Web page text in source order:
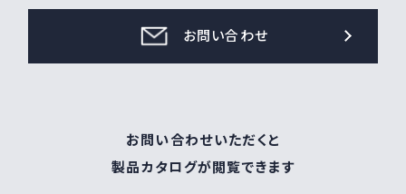
お問い合わせ
お問い合わせいただくと
製品カタログが閲覧できます